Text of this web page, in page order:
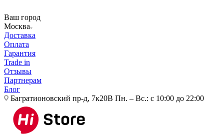
Ваш город
Москва
Доставка
Оплата
Гарантия
Trade in
Отзывы
Партнерам
Блог
Багратионовский пр-д, 7к20В Пн. – Вс.: с 10:00 до 22:00